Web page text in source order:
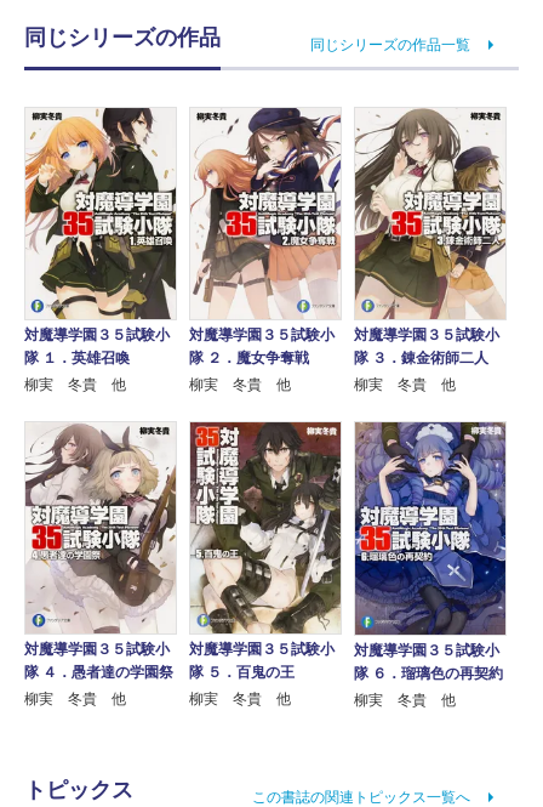
同じシリーズの作品 同じシリーズの作品一覧
対魔導学園３５試験小
隊 １．英雄召喚
柳実 冬貴 他
対魔導学園３５試験小
隊 ２．魔女争奪戦
柳実 冬貴 他
対魔導学園３５試験小
隊 ３．錬金術師二人
柳実 冬貴 他
対魔導学園３５試験小
隊 ４．愚者達の学園祭
柳実 冬貴 他
対魔導学園３５試験小
隊 ５．百鬼の王
柳実 冬貴 他
対魔導学園３５試験小
隊 ６．瑠璃色の再契約
柳実 冬貴 他
トピックス この書誌の関連トピックス一覧へ